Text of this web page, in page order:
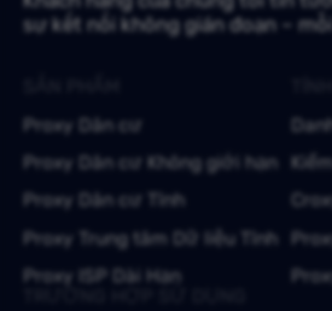
sự kết nối không gián đoạn –
Proxy Dân cư
Proxy Dân cư Không giới hạn
Proxy Dân cư Tĩnh
Proxy Trung tâm Dữ liệu Tĩnh
Proxy ISP Dài Hạn